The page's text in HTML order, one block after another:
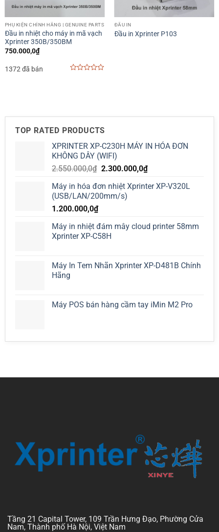
PHỤ KIỆN CHÍNH HÃNG | GENUINE PARTS
Đầu in nhiệt cho máy in mã vạch
Xprinter 350B/350BM
750.000,0₫
1372 đã bán
ĐẦU IN
Đầu in Xprinter P103
TOP RATED PRODUCTS
XPRINTER XP-C230H MÁY IN HÓA ĐƠN
KHÔNG DÂY (WIFI)
2.550.000,0₫ Giá
là:
2.550.000,0₫.
2.300.000,0₫Giá
tại
Máy in hóa đơn nhiệt Xprinter XP-V320L
(USB/LAN/200mm/s)
1.200.000,0₫
Máy in nhiệt đám mây cloud printer 58mm
Xprinter XP-C58H
Máy In Tem Nhãn Xprinter XP-D481B Chính
Hãng
Máy POS bán hàng cầm tay iMin M2 Pro
Tầng 21 Capital Tower, 109 Trần Hưng Đạo, Phường Cửa
Nam, Thành phố Hà Nội, Việt Nam